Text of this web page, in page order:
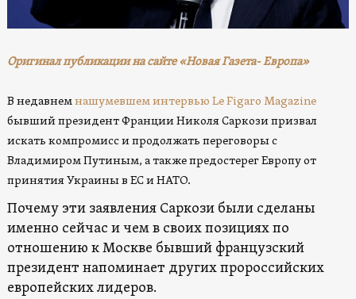
Оригинал публикации на сайте «Новая Газета- Европа»
В недавнемнашумевшем интервью Le Figaro Magazine
бывший президент Франции Николя Саркози призвал
искать компромисс и продолжать переговоры с
Владимиром Путиным, а также предостерег Европу от
принятия Украины в ЕС и НАТО.
Почему эти заявления Саркози были сделаны
именно сейчас и чем в своих позициях по
отношению к Москве бывший французский
президент напоминает других пророссийских
европейских лидеров.